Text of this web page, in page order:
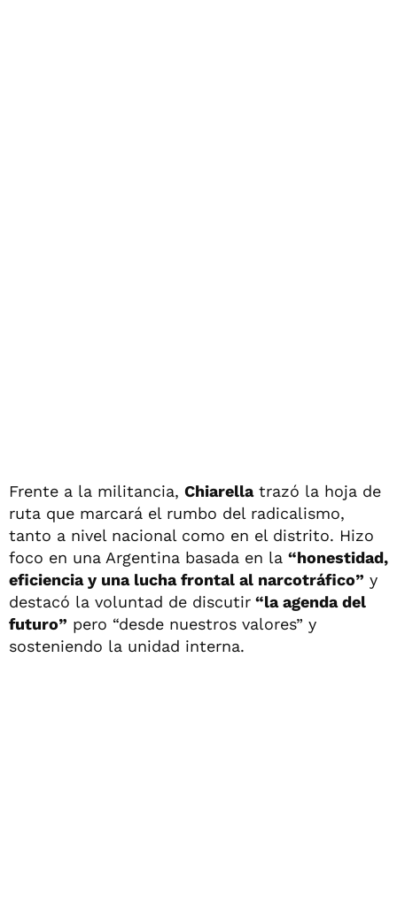
Frente a la militancia, Chiarellatrazó la hoja de
ruta que marcará el rumbo del radicalismo,
tanto a nivel nacional como en el distrito. Hizo
foco en una Argentina basada en la “honestidad,
eficiencia y una lucha frontal al narcotráfico” y
destacó la voluntad de discutir “la agenda del
futuro” pero “desde nuestros valores” y
sosteniendo la unidad interna.